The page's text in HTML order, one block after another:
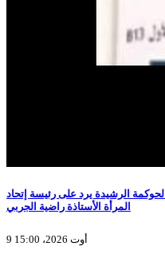
الرشيدة يرد على رئيسة إتحاد
المرأة الأستاذة راضية الجربي
9 أوت 2026، 15:00